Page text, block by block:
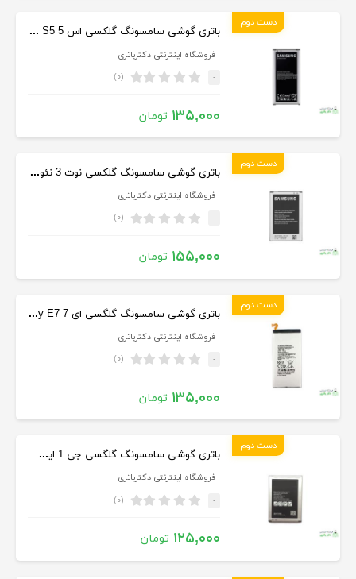
دست دوم
باتری گوشی سامسونگ گلکسی اس 5 Samsung Galaxy S5
فروشگاه اینترنتی دکترباتری
- (۰)
۱۳۵,۰۰۰ تومان
دست دوم
باتری گوشی سامسونگ گلکسی نوت 3 نئو Samsung Galaxy Note 3 Neo
فروشگاه اینترنتی دکترباتری
- (۰)
۱۵۵,۰۰۰ تومان
دست دوم
باتری گوشی سامسونگ گلگسی ای 7 Samsung Galaxy E7
فروشگاه اینترنتی دکترباتری
- (۰)
۱۳۵,۰۰۰ تومان
دست دوم
باتری گوشی سامسونگ گلگسی جی 1 ایس Samsung Galaxy J1 Ace
فروشگاه اینترنتی دکترباتری
- (۰)
۱۲۵,۰۰۰ تومان